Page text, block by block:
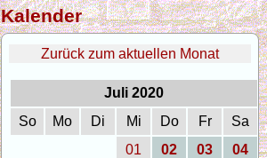
Kalender
Zurück zum aktuellen Monat
Juli 2020
So
Mo Di Mi Do Fr
Sa
01
02 03
04